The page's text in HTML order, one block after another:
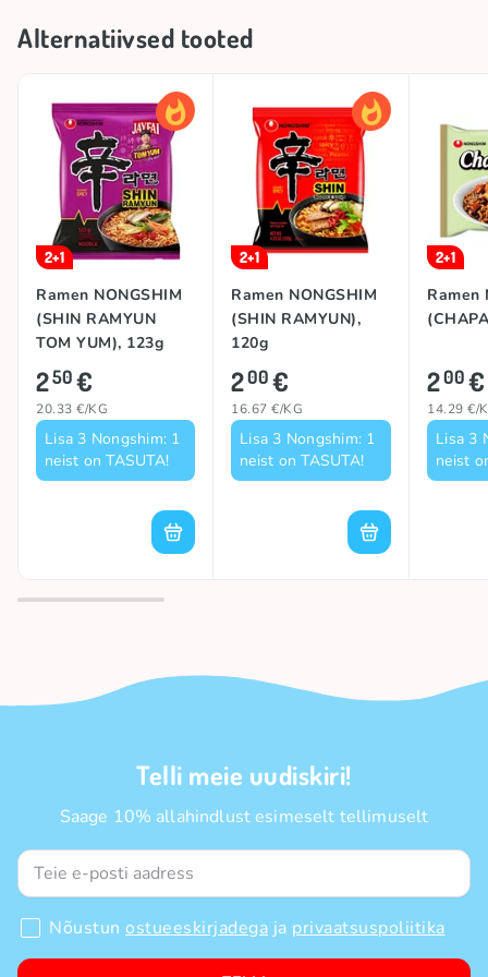
Alternatiivsed tooted
2+1
Lisa 3 Nongshim: 1
neist on TASUTA!
Ramen NONGSHIM
(SHIN RAMYUN
TOM YUM), 123g
250€
20.33 €/KG
2+1
Lisa 3 Nongshim: 1
neist on TASUTA!
Ramen NONGSHIM
(SHIN RAMYUN),
120g
200€
16.67 €/KG
2+1
Lisa 3
neist
Ramen
200€
14.29 €/
Telli meie uudiskiri!
Saage 10% allahindlust esimeselt tellimuselt
Nõustun ostueeskirjadega ja privaatsuspoliitika